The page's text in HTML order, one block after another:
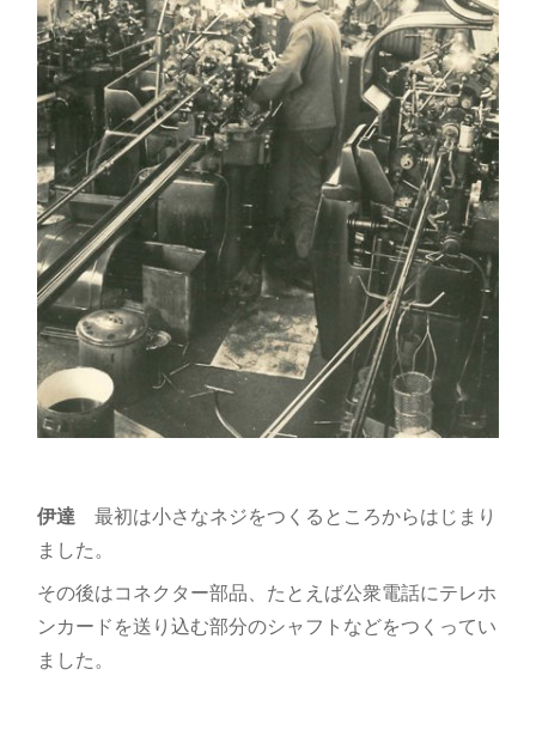
伊達最初は小さなネジをつくるところからはじまり
ました。
その後はコネクター部品、たとえば公衆電話にテレホ
ンカードを送り込む部分のシャフトなどをつくってい
ました。